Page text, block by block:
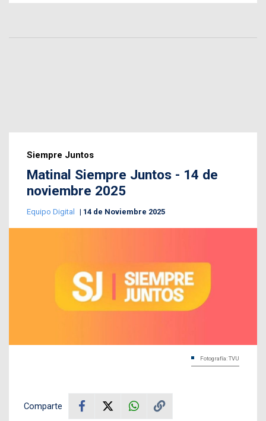
Siempre Juntos
Matinal Siempre Juntos - 14 de
noviembre 2025
Equipo Digital 14 de Noviembre 2025
Fotografía: TVU
Comparte